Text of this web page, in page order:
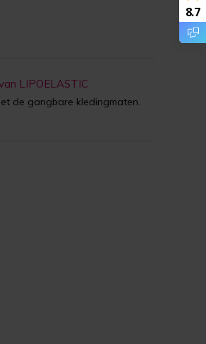
LIPOELASTIC
de gangbare kledingmaten.
8.7